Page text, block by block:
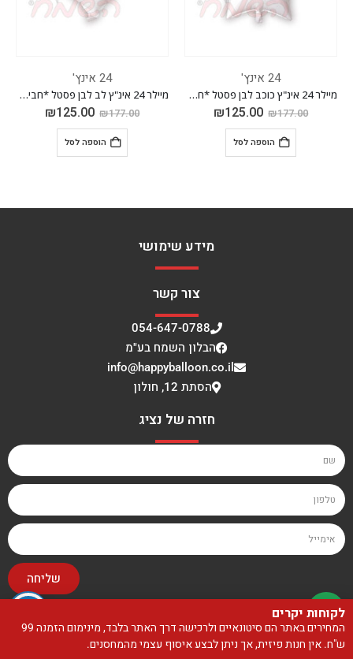
24 אינץ'
מיילר 24 אינ"ץ כוכב לבן פסטל *חבילה של 50 יח'*
₪177.00
₪125.00
הוספה לסל
24 אינץ'
מיילר 24 אינ"ץ לב לבן פסטל *חבילה של 50 יח'*
₪177.00
₪125.00
הוספה לסל
מידע שימושי
צור קשר
054-647-0788
הבלון השמח בע"מ
info@happyballoon.co.il
הסתת 12, חולון
חזרה של נציג
שליחה
האתר עוצב ונבנה על ידי סטודיו בייגלה
לקוחות יקרים
המחירים באתר הם סיטונאיים ולרכישה דרך האתר בלבד, מינימום הזמנה 99
ש"ח. אין חנות פיזית, אך ניתן לבצע איסוף עצמי מהמחסנים.